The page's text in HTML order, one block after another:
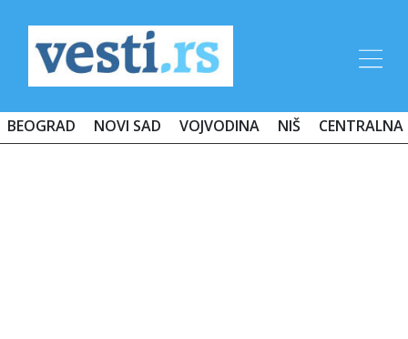
BEOGRAD NOVI SAD VOJVODINA NIŠ CENTRALNA